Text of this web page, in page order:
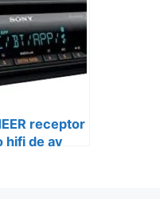
receptor
hifi de av